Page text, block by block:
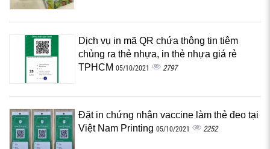
Dịch vụ in mã QR chứa thông tin tiêm
chủng ra thẻ nhựa, in thẻ nhựa giá rẻ
TPHCM 05/10/2021 2797
Đặt in chứng nhận vaccine làm thẻ đeo tại
Việt Nam Printing 05/10/2021 2252